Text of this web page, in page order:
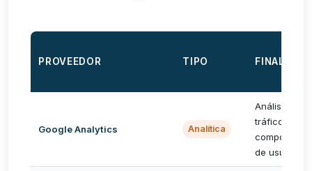
PROVEEDOR TIPO FINALIDAD
Google Analytics Analítica
Análisis de
tráfico y
de usuarios